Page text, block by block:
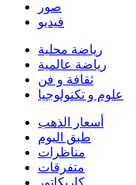
صور
فيديو
رياضة محلية
رياضة عالمية
ثقافة و فن
علوم و تكنولوجيا
أسعار الذهب
طبق اليوم
مناظرات
متفرقات
كاريكاتور